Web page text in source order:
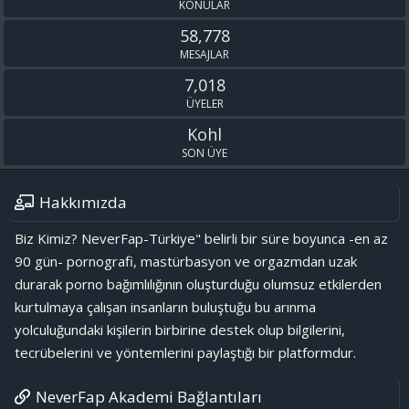
KONULAR
58,778
MESAJLAR
7,018
ÜYELER
Kohl
SON ÜYE
Hakkımızda
Biz Kimiz? NeverFap-Türkiye" belirli bir süre boyunca -en az
90 gün- pornografi, mastürbasyon ve orgazmdan uzak
durarak porno bağımlılığının oluşturduğu olumsuz etkilerden
kurtulmaya çalışan insanların buluştuğu bu arınma
yolculuğundaki kişilerin birbirine destek olup bilgilerini,
tecrübelerini ve yöntemlerini paylaştığı bir platformdur.
NeverFap Akademi Bağlantıları